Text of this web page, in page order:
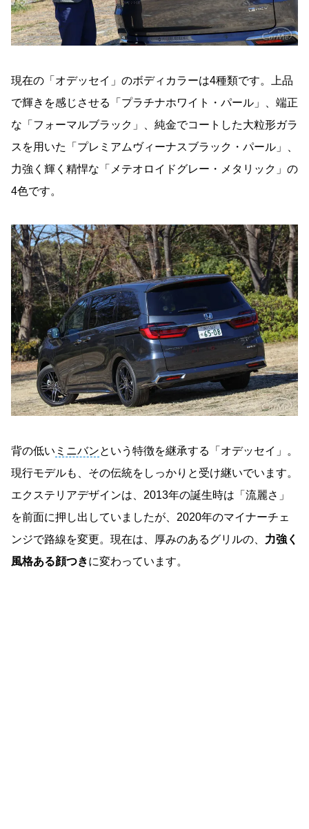
現在の「オデッセイ」のボディカラーは4種類です。上品
で輝きを感じさせる「プラチナホワイト・パール」、端正
な「フォーマルブラック」、純金でコートした大粒形ガラ
スを用いた「プレミアムヴィーナスブラック・パール」、
力強く輝く精悍な「メテオロイドグレー・メタリック」の
4色です。
背の低い ミニバンという特徴を継承する「オデッセイ」。
現行モデルも、その伝統をしっかりと受け継いでいます。
エクステリアデザインは、2013年の誕生時は「流麗さ」
を前面に押し出していましたが、2020年のマイナーチェ
ンジで路線を変更。現在は、厚みのあるグリルの、 力強く
風格ある顔つきに変わっています。